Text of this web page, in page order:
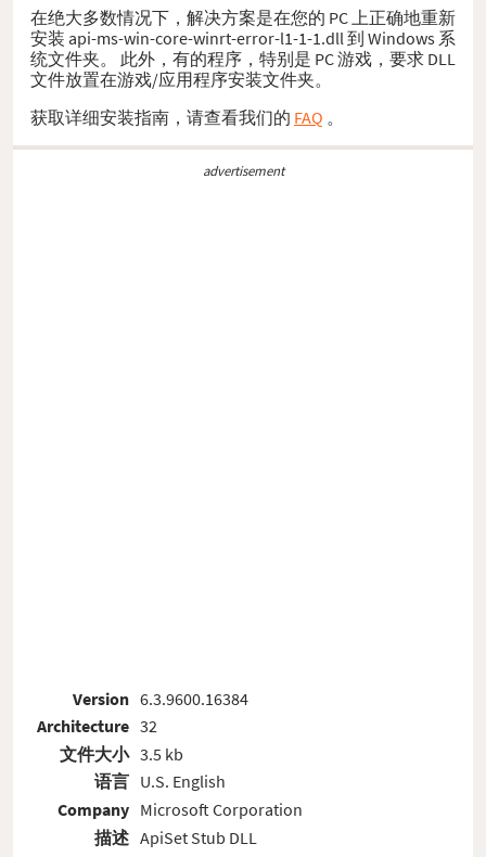
在绝大多数情况下，解决方案是在您的 PC 上正确地重新
安装 api-ms-win-core-winrt-error-l1-1-1.dll 到 Windows 系
统文件夹。 此外，有的程序，特别是 PC 游戏，要求 DLL
文件放置在游戏/应用程序安装文件夹。
获取详细安装指南，请查看我们的 FAQ 。
advertisement
Version
Architecture
文件大小
语言
Company
描述
6.3.9600.16384
32
3.5 kb
U.S. English
Microsoft Corporation
ApiSet Stub DLL